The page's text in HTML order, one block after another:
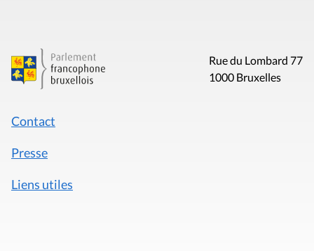
Rue du Lombard 77
1000 Bruxelles
Contact
Presse
Liens utiles